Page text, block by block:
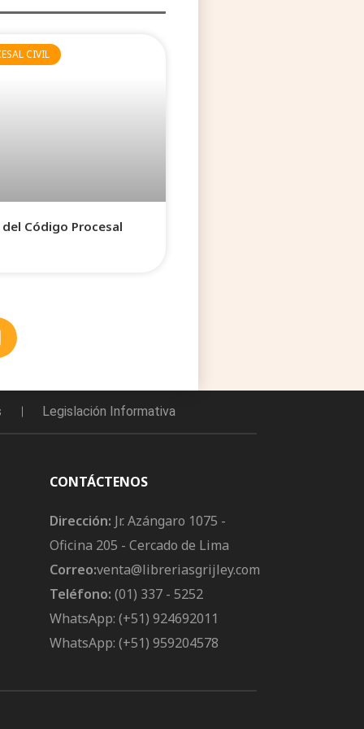
CIVIL
Código Procesal
Legislación Informativa
CONTÁCTENOS
Dirección: Jr. Azángaro 1075 -
Oficina 205 - Cercado de Lima
Correo:venta@libreriasgrijley.com
Teléfono: (01) 337 - 5252
WhatsApp: (+51) 924692011
WhatsApp: (+51) 959204578